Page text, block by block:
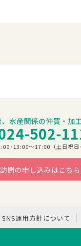
水産関係の仲買・加
502-
･13:00～17:00（土日祝日
訪問の申し込みはこち
SNS運用方針について